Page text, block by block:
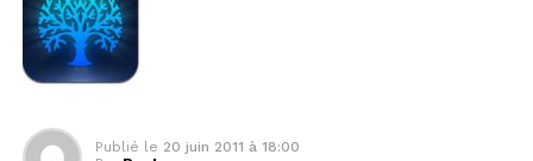
Publié le 20 juin 2011 à 18:00